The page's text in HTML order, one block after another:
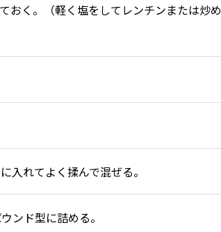
おく。（軽く塩をしてレンチンまたは炒め
れてよく揉んで混ぜる。
ンド型に詰める。